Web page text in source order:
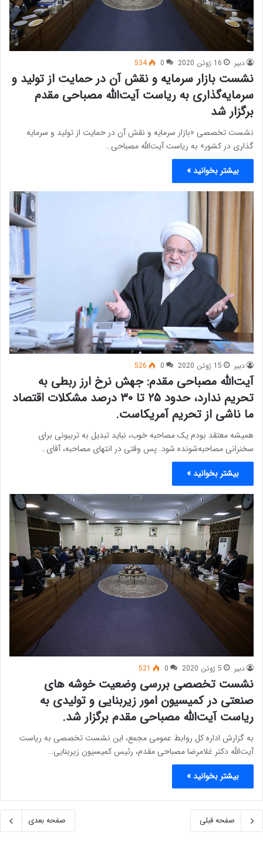
دبیر 16 ژوئن 2020 0
534
نشست بازار سرمایه و نقش آن در حمایت از تولید و
سرمایه‌گذاری به ریاست آیت‌الله مصباحی مقدم
برگزار شد
نشست تخصصی «بازار سرمایه و نقش آن در حمایت از تولید و سرمایه
گذاری در کشور» به ریاست آیت‌الله مصباحی…
بیشتر بخوانید »
دبیر 15 ژوئن 2020 0
526
آیت‌الله مصباحی مقدم: جهش نرخ ارز ربطی به
تحریم ندارد، حدود ۲۵ تا ۳۰ درصد مشکلات اقتصاد
ما ناشی از تحریم آمریکاست.
همیشه معتقد بودم یک مصاحبه خوب، نباید تبدیل به تریبونی برای
سخنرانی مصاحبه‌شونده شود. پس وقتی در انتهای مصاحبه، آقای…
بیشتر بخوانید »
دبیر 5 ژوئن 2020 0
521
نشست تخصصی بررسی وضعیت خوشه های
صنعتی در کمیسیون امور زیربنایی و تولیدی به
ریاست آیت‌الله مصباحی مقدم برگزار شد.
به گزارش اداره کل روابط عمومی مجمع، این نشست تخصصی به ریاست
آیت‌الله دکتر غلامرضا مصباحی مقدم، رئیس کمیسیون زیربنایی…
بیشتر بخوانید »
صفحه قبلی صفحه بعدی